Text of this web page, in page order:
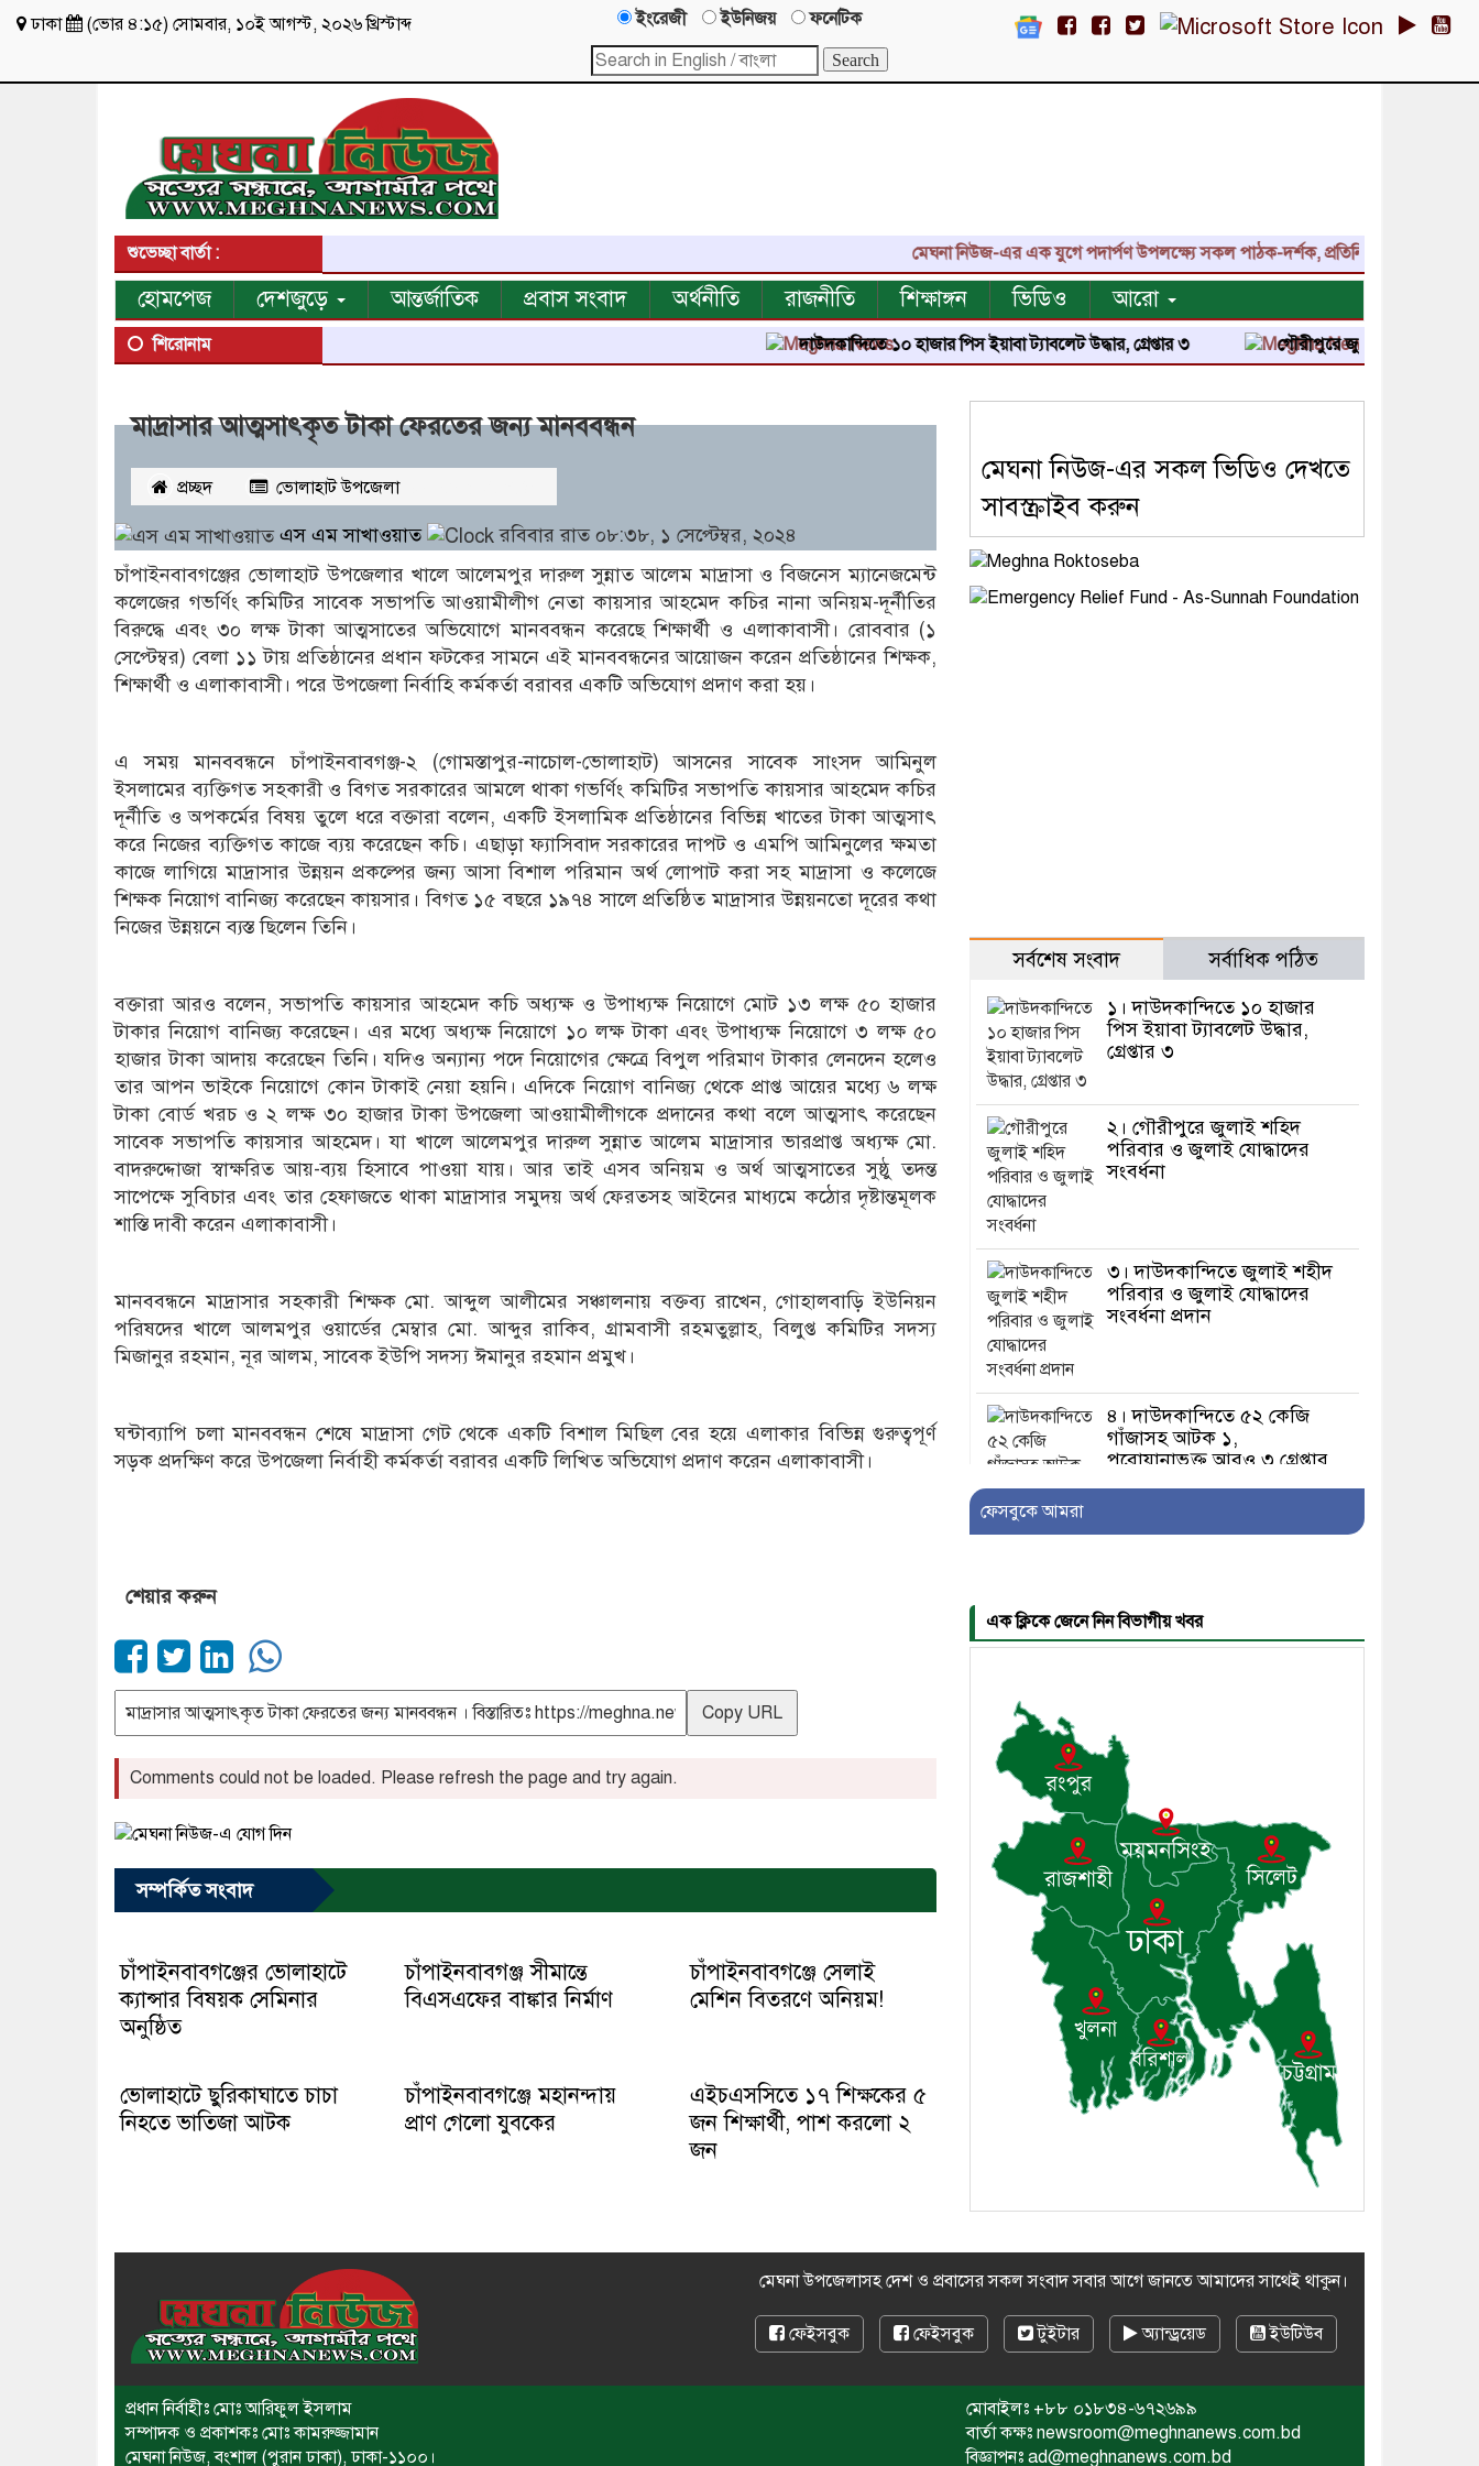
ঢাকা (ভোর ৪:১৫) সোমবার, ১০ই আগস্ট, ২০২৬ খ্রিস্টাব্দ ইংরেজী ইউনিজয় ফনেটিক
শুভেচ্ছা বার্তা : মেঘনা নিউজ-এর এক যুগে পদার্পণ উপলক্ষ্যে সকল পাঠক-দর্শক, প্রতিনিধি, শুভাকাঙ্ক্ষী,
হোমপেজ দেশজুড়ে আন্তর্জাতিক প্রবাস সংবাদ অর্থনীতি রাজনীতি শিক্ষাঙ্গন ভিডিও আরো
শিরোনাম দাউদকান্দিতে ১০ হাজার পিস ইয়াবা ট্যাবলেট উদ্ধার, গ্রেপ্তার ৩ গৌরীপুরে জুলাই শহিদ পরিবার ও জুলাই
মাদ্রাসার আত্মসাৎকৃত টাকা ফেরতের জন্য মানববন্ধন
প্রচ্ছদ ভোলাহাট উপজেলা
এস এম সাখাওয়াত
রবিবার রাত ০৮:৩৮, ১ সেপ্টেম্বর, ২০২৪
চাঁপাইনবাবগঞ্জের ভোলাহাট উপজেলার খালে আলেমপুর দারুল সুন্নাত আলেম মাদ্রাসা ও বিজনেস ম্যানেজমেন্ট
কলেজের গভর্ণিং কমিটির সাবেক সভাপতি আওয়ামীলীগ নেতা কায়সার আহমেদ কচির নানা অনিয়ম-দূর্নীতির
বিরুদ্ধে এবং ৩০ লক্ষ টাকা আত্মসাতের অভিযোগে মানববন্ধন করেছে শিক্ষার্থী ও এলাকাবাসী। রোববার (১
সেপ্টেম্বর) বেলা ১১ টায় প্রতিষ্ঠানের প্রধান ফটকের সামনে এই মানববন্ধনের আয়োজন করেন প্রতিষ্ঠানের শিক্ষক,
শিক্ষার্থী ও এলাকাবাসী। পরে উপজেলা নির্বাহি কর্মকর্তা বরাবর একটি অভিযোগ প্রদাণ করা হয়।
এ সময় মানববন্ধনে চাঁপাইনবাবগঞ্জ-২ (গোমস্তাপুর-নাচোল-ভোলাহাট) আসনের সাবেক সাংসদ আমিনুল
ইসলামের ব্যক্তিগত সহকারী ও বিগত সরকারের আমলে থাকা গভর্ণিং কমিটির সভাপতি কায়সার আহমেদ কচির
দূর্নীতি ও অপকর্মের বিষয় তুলে ধরে বক্তারা বলেন, একটি ইসলামিক প্রতিষ্ঠানের বিভিন্ন খাতের টাকা আত্মসাৎ
করে নিজের ব্যক্তিগত কাজে ব্যয় করেছেন কচি। এছাড়া ফ্যাসিবাদ সরকারের দাপট ও এমপি আমিনুলের ক্ষমতা
কাজে লাগিয়ে মাদ্রাসার উন্নয়ন প্রকল্পের জন্য আসা বিশাল পরিমান অর্থ লোপাট করা সহ মাদ্রাসা ও কলেজে
শিক্ষক নিয়োগ বানিজ্য করেছেন কায়সার। বিগত ১৫ বছরে ১৯৭৪ সালে প্রতিষ্ঠিত মাদ্রাসার উন্নয়নতো দূরের কথা
নিজের উন্নয়নে ব্যস্ত ছিলেন তিনি।
বক্তারা আরও বলেন, সভাপতি কায়সার আহমেদ কচি অধ্যক্ষ ও উপাধ্যক্ষ নিয়োগে মোট ১৩ লক্ষ ৫০ হাজার
টাকার নিয়োগ বানিজ্য করেছেন। এর মধ্যে অধ্যক্ষ নিয়োগে ১০ লক্ষ টাকা এবং উপাধ্যক্ষ নিয়োগে ৩ লক্ষ ৫০
হাজার টাকা আদায় করেছেন তিনি। যদিও অন্যান্য পদে নিয়োগের ক্ষেত্রে বিপুল পরিমাণ টাকার লেনদেন হলেও
তার আপন ভাইকে নিয়োগে কোন টাকাই নেয়া হয়নি। এদিকে নিয়োগ বানিজ্য থেকে প্রাপ্ত আয়ের মধ্যে ৬ লক্ষ
টাকা বোর্ড খরচ ও ২ লক্ষ ৩০ হাজার টাকা উপজেলা আওয়ামীলীগকে প্রদানের কথা বলে আত্মসাৎ করেছেন
সাবেক সভাপতি কায়সার আহমেদ। যা খালে আলেমপুর দারুল সুন্নাত আলেম মাদ্রাসার ভারপ্রাপ্ত অধ্যক্ষ মো.
বাদরুদ্দোজা স্বাক্ষরিত আয়-ব্যয় হিসাবে পাওয়া যায়। আর তাই এসব অনিয়ম ও অর্থ আত্মসাতের সুষ্ঠু তদন্ত
সাপেক্ষে সুবিচার এবং তার হেফাজতে থাকা মাদ্রাসার সমুদয় অর্থ ফেরতসহ আইনের মাধ্যমে কঠোর দৃষ্টান্তমূলক
শাস্তি দাবী করেন এলাকাবাসী।
মানববন্ধনে মাদ্রাসার সহকারী শিক্ষক মো. আব্দুল আলীমের সঞ্চালনায় বক্তব্য রাখেন, গোহালবাড়ি ইউনিয়ন
পরিষদের খালে আলমপুর ওয়ার্ডের মেম্বার মো. আব্দুর রাকিব, গ্রামবাসী রহমতুল্লাহ, বিলুপ্ত কমিটির সদস্য
মিজানুর রহমান, নূর আলম, সাবেক ইউপি সদস্য ঈমানুর রহমান প্রমুখ।
ঘন্টাব্যাপি চলা মানববন্ধন শেষে মাদ্রাসা গেট থেকে একটি বিশাল মিছিল বের হয়ে এলাকার বিভিন্ন গুরুত্বপূর্ণ
সড়ক প্রদক্ষিণ করে উপজেলা নির্বাহী কর্মকর্তা বরাবর একটি লিখিত অভিযোগ প্রদাণ করেন এলাকাবাসী।
শেয়ার করুন
Copy URL
Comments could not be loaded. Please refresh the page and try again.
সম্পর্কিত সংবাদ
চাঁপাইনবাবগঞ্জের ভোলাহাটে
ক্যান্সার বিষয়ক সেমিনার
অনুষ্ঠিত
চাঁপাইনবাবগঞ্জ সীমান্তে
বিএসএফের বাঙ্কার নির্মাণ
চাঁপাইনবাবগঞ্জে সেলাই
মেশিন বিতরণে অনিয়ম!
ভোলাহাটে ছুরিকাঘাতে চাচা
নিহতে ভাতিজা আটক
চাঁপাইনবাবগঞ্জে মহানন্দায়
প্রাণ গেলো যুবকের
এইচএসসিতে ১৭ শিক্ষকের ৫
জন শিক্ষার্থী, পাশ করলো ২
জন
মেঘনা নিউজ-এর সকল ভিডিও দেখতে
সাবস্ক্রাইব করুন
সর্বশেষ সংবাদ সর্বাধিক পঠিত
১। দাউদকান্দিতে ১০ হাজার
পিস ইয়াবা ট্যাবলেট উদ্ধার,
গ্রেপ্তার ৩
২। গৌরীপুরে জুলাই শহিদ
পরিবার ও জুলাই যোদ্ধাদের
সংবর্ধনা
৩। দাউদকান্দিতে জুলাই শহীদ
পরিবার ও জুলাই যোদ্ধাদের
সংবর্ধনা প্রদান
৪। দাউদকান্দিতে ৫২ কেজি
গাঁজাসহ আটক ১,
পরোয়ানাভুক্ত আরও ৩ গ্রেপ্তার
৬। জেলা পুলিশ সুপার থেকে
সম্মাননা পেলেন দাউদকান্দি
মডেল থানার এএসআই সজল
৭। দাউদকান্দিতে উপজেলা
আইন-শৃঙ্খলা কমিটির মাসিক
সভা অনুষ্ঠিত
৮। দাউদকান্দিতে মুচি
সম্প্রদায়ের খোঁজখবর নিলেন ড.
খন্দকার মারুফ হোসেন
৯। মেঘনায় আইন-শৃঙ্খলা
কমিটির মাসিক সভা অনুষ্ঠিত
১০। জাতীয় নেতা ড. খন্দকার
মোশাররফ হোসেনের মূল্যায়ন
কোথায় এবং একটি বিশ্লেষণ
ফেসবুকে আমরা
এক ক্লিকে জেনে নিন বিভাগীয় খবর
মেঘনা উপজেলাসহ দেশ ও প্রবাসের সকল সংবাদ সবার আগে জানতে আমাদের সাথেই থাকুন।
ফেইসবুক ফেইসবুক টুইটার অ্যান্ড্রয়েড ইউটিউব
প্রধান নির্বাহীঃ মোঃ আরিফুল ইসলাম
সম্পাদক ও প্রকাশকঃ মোঃ কামরুজ্জামান
মেঘনা নিউজ, বংশাল (পুরান ঢাকা), ঢাকা-১১০০।
মোবাইলঃ +৮৮ ০১৮৩৪-৬৭২৬৯৯
বার্তা কক্ষঃ newsroom@meghnanews.com.bd
বিজ্ঞাপনঃ ad@meghnanews.com.bd